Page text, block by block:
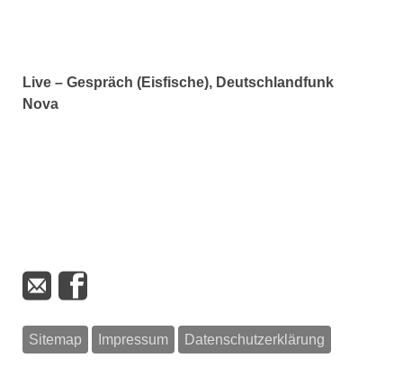
Live – Gespräch (Eisfische), Deutschlandfunk
Nova
Sitemap Impressum Datenschutzerklärung